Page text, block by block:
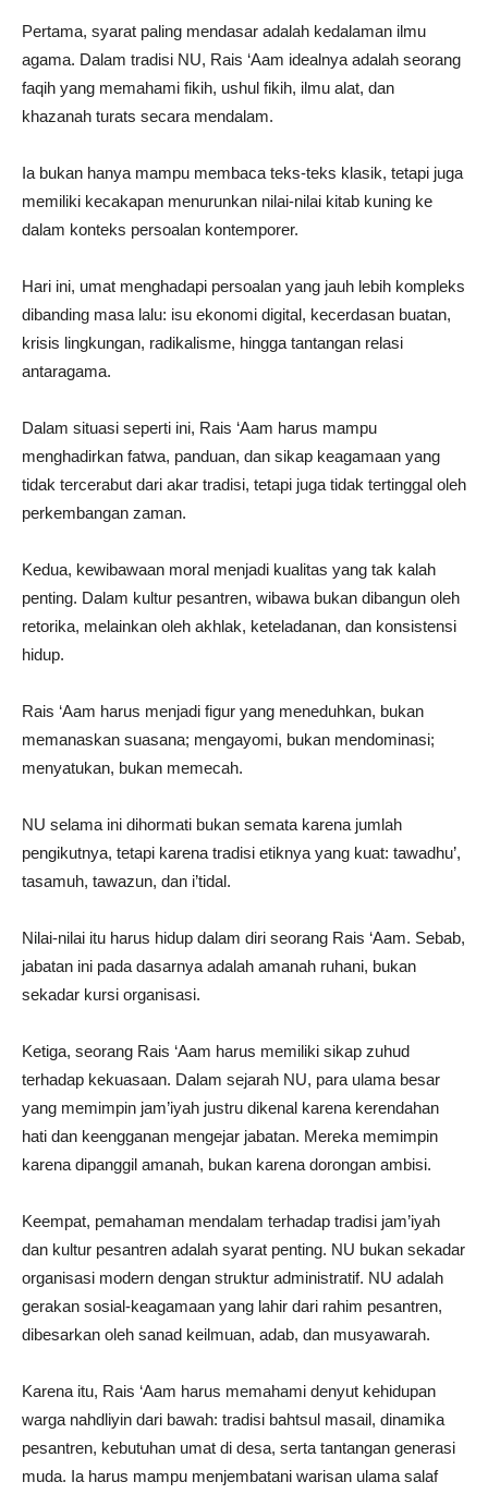
Pertama, syarat paling mendasar adalah kedalaman ilmu
agama. Dalam tradisi NU, Rais ‘Aam idealnya adalah seorang
faqih yang memahami fikih, ushul fikih, ilmu alat, dan
khazanah turats secara mendalam.
Ia bukan hanya mampu membaca teks-teks klasik, tetapi juga
memiliki kecakapan menurunkan nilai-nilai kitab kuning ke
dalam konteks persoalan kontemporer.
Hari ini, umat menghadapi persoalan yang jauh lebih kompleks
dibanding masa lalu: isu ekonomi digital, kecerdasan buatan,
krisis lingkungan, radikalisme, hingga tantangan relasi
antaragama.
Dalam situasi seperti ini, Rais ‘Aam harus mampu
menghadirkan fatwa, panduan, dan sikap keagamaan yang
tidak tercerabut dari akar tradisi, tetapi juga tidak tertinggal oleh
perkembangan zaman.
Kedua, kewibawaan moral menjadi kualitas yang tak kalah
penting. Dalam kultur pesantren, wibawa bukan dibangun oleh
retorika, melainkan oleh akhlak, keteladanan, dan konsistensi
hidup.
Rais ‘Aam harus menjadi figur yang meneduhkan, bukan
memanaskan suasana; mengayomi, bukan mendominasi;
menyatukan, bukan memecah.
NU selama ini dihormati bukan semata karena jumlah
pengikutnya, tetapi karena tradisi etiknya yang kuat: tawadhu’,
tasamuh, tawazun, dan i’tidal.
Nilai-nilai itu harus hidup dalam diri seorang Rais ‘Aam. Sebab,
jabatan ini pada dasarnya adalah amanah ruhani, bukan
sekadar kursi organisasi.
Ketiga, seorang Rais ‘Aam harus memiliki sikap zuhud
terhadap kekuasaan. Dalam sejarah NU, para ulama besar
yang memimpin jam’iyah justru dikenal karena kerendahan
hati dan keengganan mengejar jabatan. Mereka memimpin
karena dipanggil amanah, bukan karena dorongan ambisi.
Keempat, pemahaman mendalam terhadap tradisi jam’iyah
dan kultur pesantren adalah syarat penting. NU bukan sekadar
organisasi modern dengan struktur administratif. NU adalah
gerakan sosial-keagamaan yang lahir dari rahim pesantren,
dibesarkan oleh sanad keilmuan, adab, dan musyawarah.
Karena itu, Rais ‘Aam harus memahami denyut kehidupan
warga nahdliyin dari bawah: tradisi bahtsul masail, dinamika
pesantren, kebutuhan umat di desa, serta tantangan generasi
muda. Ia harus mampu menjembatani warisan ulama salaf